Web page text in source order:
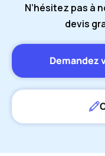
N’hésitez pas à
devis
Demandez